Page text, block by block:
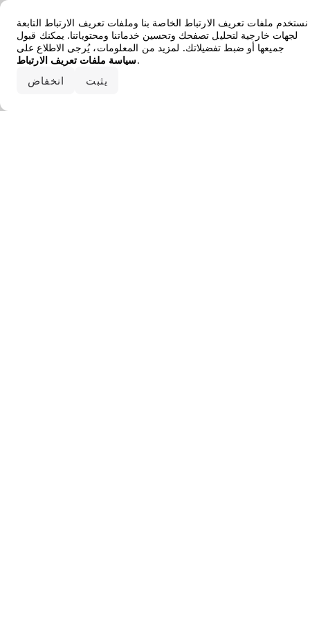
نستخدم ملفات تعريف الارتباط الخاصة بنا وملفات تعريف الارتباط التابعة
لجهات خارجية لتحليل تصفحك وتحسين خدماتنا ومحتوياتنا. يمكنك قبول
جميعها أو ضبط تفضيلاتك. لمزيد من المعلومات، يُرجى الاطلاع على
سياسة ملفات تعريف الارتباط.
انخفاض يثبت
Error loading the brand